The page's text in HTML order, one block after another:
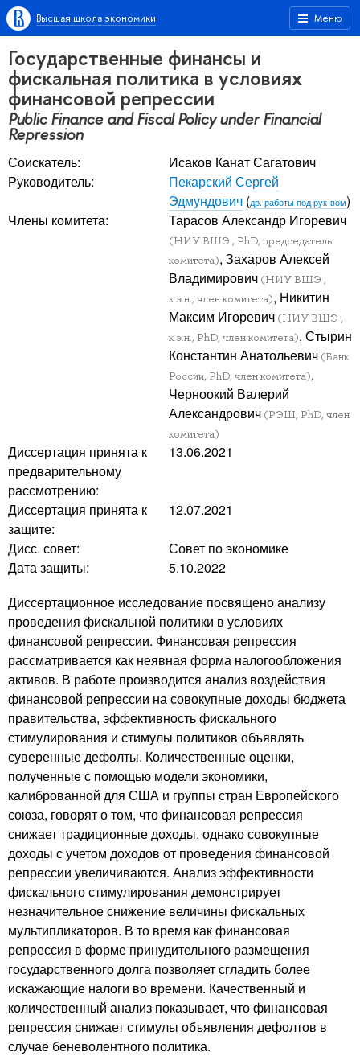
Меню
Высшая школа экономики
Государственные финансы и
фискальная политика в условиях
финансовой репрессии
Public Finance and Fiscal Policy under Financial
Repression
Соискатель:
Исаков Канат Сагатович
Руководитель:
Пекарский Сергей
Эдмундович (др. работы под рук-вом)
Члены комитета:
Тарасов Александр Игоревич
(НИУ ВШЭ , PhD, председатель
комитета), Захаров Алексей
Владимирович (НИУ ВШЭ ,
к.э.н., член комитета), Никитин
Максим Игоревич (НИУ ВШЭ ,
к.э.н., PhD, член комитета), Стырин
Константин Анатольевич (Банк
России, PhD, член комитета),
Черноокий Валерий
Александрович (РЭШ, PhD, член
комитета)
Диссертация принята к
предварительному
рассмотрению:
13.06.2021
Диссертация принята к
защите:
12.07.2021
Дисс. совет:
Совет по экономике
Дата защиты:
5.10.2022
Диссертационное исследование посвящено анализу
проведения фискальной политики в условиях
финансовой репрессии. Финансовая репрессия
рассматривается как неявная форма налогообложения
активов. В работе производится анализ воздействия
финансовой репрессии на совокупные доходы бюджета
правительства, эффективность фискального
стимулирования и стимулы политиков объявлять
суверенные дефолты. Количественные оценки,
полученные с помощью модели экономики,
калиброванной для США и группы стран Европейского
союза, говорят о том, что финансовая репрессия
снижает традиционные доходы, однако совокупные
доходы с учетом доходов от проведения финансовой
репрессии увеличиваются. Анализ эффективности
фискального стимулирования демонстрирует
незначительное снижение величины фискальных
мультипликаторов. В то время как финансовая
репрессия в форме принудительного размещения
государственного долга позволяет сгладить более
искажающие налоги во времени. Качественный и
количественный анализ показывает, что финансовая
репрессия снижает стимулы объявления дефолтов в
случае беневолентного политика.